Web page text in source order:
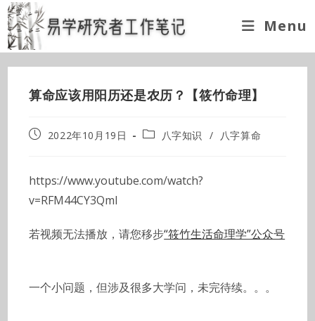
Skip
to
content
Menu
算命应该用阳历还是农历？【筱竹命理】
Post2022年10月19日
Post八字知识 / 八字算命
https://www.youtube.com/watch?
v=RFM44CY3QmI
若视频无法播放，请您移步“筱竹生活命理学”公众号
一个小问题，但涉及很多大学问，未完待续。。。